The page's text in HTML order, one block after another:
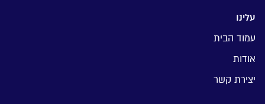
עלינו
עמוד הבית
אודות
יצירת קשר